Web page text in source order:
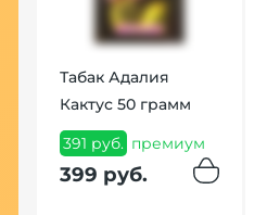
Табак Адалия
Кактус 50 грамм
391 руб. премиум
399 руб.